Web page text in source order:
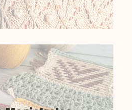
tejer a dos agujas, ya
un paso más allá en